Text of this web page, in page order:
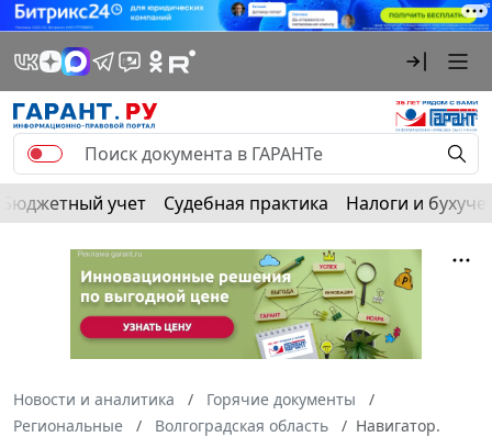
Бюджетный учет Судебная практика Налоги и
Новости и аналитика
Горячие документы
Региональные
Волгоградская область
Навигатор.